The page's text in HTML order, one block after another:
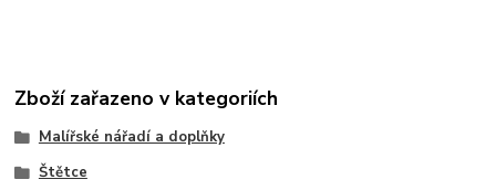
Zboží zařazeno v kategoriích
Malířské nářadí a doplňky
Štětce